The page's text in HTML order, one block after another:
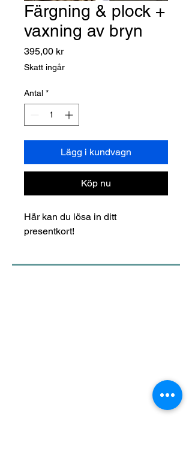
Färgning & plock +
vaxning av bryn
395,00 krPris
Skatt ingår
Antal *
Lägg i kundvagn
Köp nu
Här kan du lösa in ditt
presentkort!